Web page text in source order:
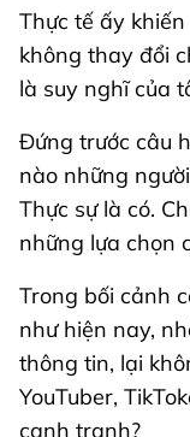
Thực tế ấy
không thay đổi
là suy nghĩ của
Đứng trước câu
nào những
Thực sự là có.
những lựa chọn
Trong bối cảnh
như hiện nay,
thông tin, lại
YouTuber,
cạnh tranh?